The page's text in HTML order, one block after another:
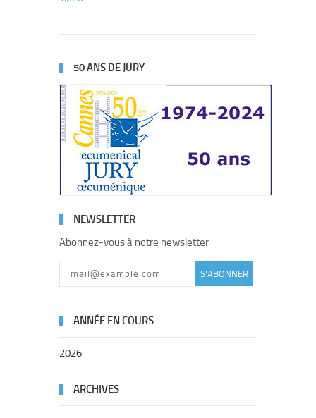
50 ANS DE JURY
NEWSLETTER
Abonnez-vous à notre newsletter
S'ABONNER
ANNÉE EN COURS
2026
ARCHIVES